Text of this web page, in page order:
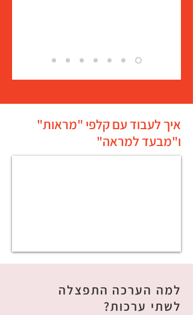
איך לעבוד עם קלפי "מראות"
ו"מבעד למראה"
למה הערכה התפצלה
לשתי ערכות?